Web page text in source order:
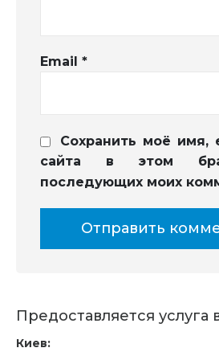
Email *
Сохранить моё имя,
сайта в этом
последующих моих
Предоставляется услуга
Киев: